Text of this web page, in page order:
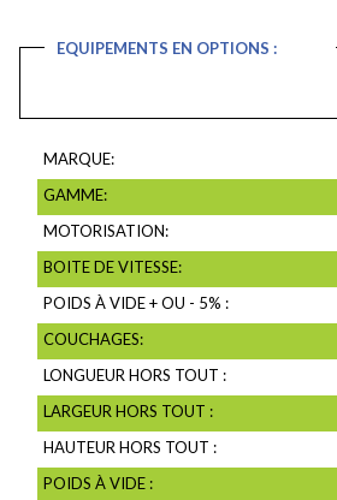
EQUIPEMENTS EN OPTIONS :
MARQUE:
GAMME:
MOTORISATION:
BOITE DE VITESSE:
POIDS À VIDE + OU - 5% :
COUCHAGES:
LONGUEUR HORS TOUT :
LARGEUR HORS TOUT :
HAUTEUR HORS TOUT :
POIDS À VIDE :